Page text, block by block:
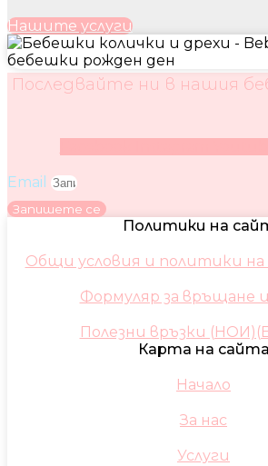
Нашите услуги
Последвайте ни в нашия
Email
Запишете се
Политики на
Общи условия и политики
Формуляр за връщане
Полезни връзки
Карта на сайта
Начало
За нас
Услуги